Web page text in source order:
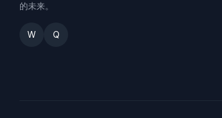
的未来。
W Q